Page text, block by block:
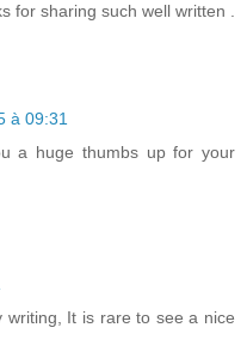
for sharing such well written .
à 09:31
a huge thumbs up for your
writing, It is rare to see a nice